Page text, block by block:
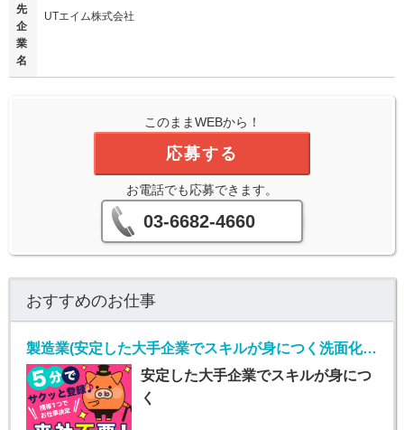
先
企
業
名
UTエイム株式会社
このままWEBから！
応募する
お電話でも応募できます。
03-6682-4660
おすすめのお仕事
製造業(安定した大手企業でスキルが身につく洗面化粧台天板の製造業務)
安定した大手企業でスキルが身につ
く